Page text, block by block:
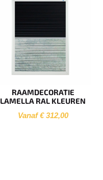
RAAMDECORATIE
LAMELLA RAL KLEUREN
Vanaf € 312,00